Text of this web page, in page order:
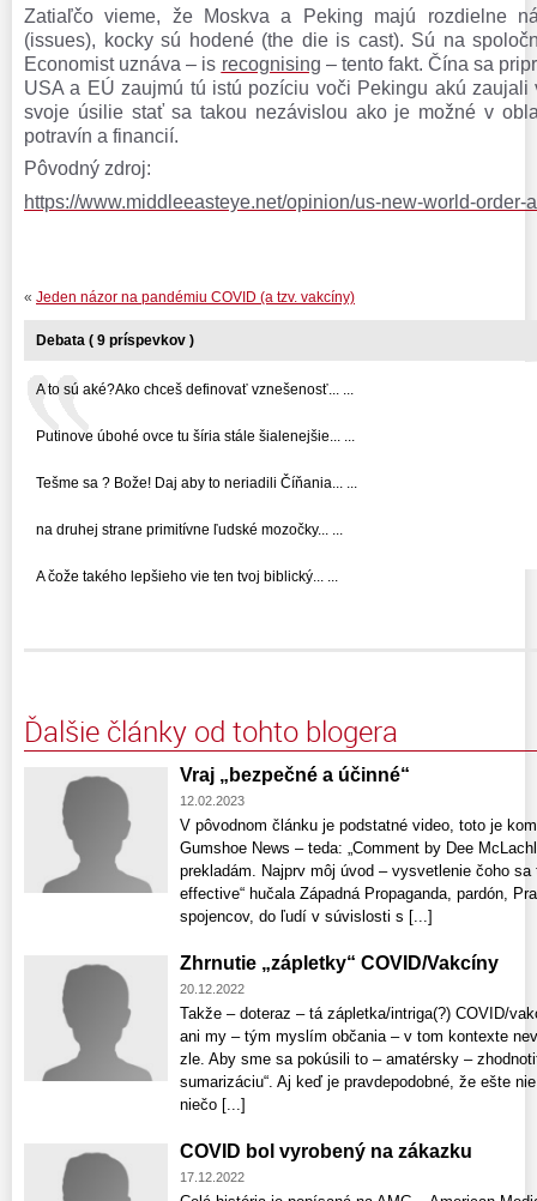
Zatiaľčo vieme, že Moskva a Peking majú rozdielne
(issues), kocky sú hodené (the die is cast). Sú na
Economist uznáva – is recognising – tento fakt. Čína sa
USA a EÚ zaujmú tú istú pozíciu voči Pekingu akú zaujali
svoje úsilie stať sa takou nezávislou ako je možné v
potravín a financií.
Pôvodný zdroj:
https://www.middleeasteye.net/opinion/us-new-world-order-
« Jeden názor na pandémiu COVID (a tzv. vakcíny)
Debata ( 9 príspevkov )
A to sú aké?Ako chceš definovať vznešenosť... ...
Putinove úbohé ovce tu šíria stále šialenejšie... ...
Tešme sa ? Bože! Daj aby to neriadili Číňania... ...
na druhej strane primitívne ľudské mozočky... ...
A čože takého lepšieho vie ten tvoj biblický... ...
Ďalšie články od tohto blogera
Vraj „bezpečné a účinné“
12.02.2023
V pôvodnom článku je podstatné video, toto je
Gumshoe News – teda: „Comment by Dee
prekladám. Najprv môj úvod – vysvetlenie čoho
effective“ hučala Západná Propaganda, pardón,
spojencov, do ľudí v súvislosti s [...]
Zhrnutie „zápletky“ COVID/Vakcíny
20.12.2022
Takže – doteraz – tá zápletka/intriga(?) COVID/
ani my – tým myslím občania – v tom kontexte
zle. Aby sme sa pokúsili to – amatérsky –
sumarizáciu“. Aj keď je pravdepodobné, že ešte
niečo [...]
COVID bol vyrobený na zákazku
17.12.2022